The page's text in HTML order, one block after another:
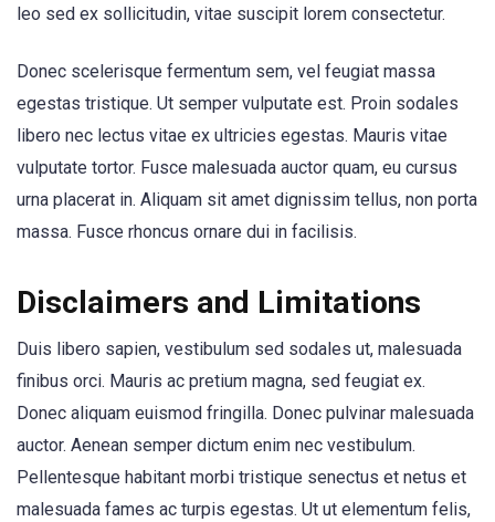
leo sed ex sollicitudin, vitae suscipit lorem consectetur.
Donec scelerisque fermentum sem, vel feugiat massa
egestas tristique. Ut semper vulputate est. Proin sodales
libero nec lectus vitae ex ultricies egestas. Mauris vitae
vulputate tortor. Fusce malesuada auctor quam, eu cursus
urna placerat in. Aliquam sit amet dignissim tellus, non porta
massa. Fusce rhoncus ornare dui in facilisis.
Disclaimers and Limitations
Duis libero sapien, vestibulum sed sodales ut, malesuada
finibus orci. Mauris ac pretium magna, sed feugiat ex.
Donec aliquam euismod fringilla. Donec pulvinar malesuada
auctor. Aenean semper dictum enim nec vestibulum.
Pellentesque habitant morbi tristique senectus et netus et
malesuada fames ac turpis egestas. Ut ut elementum felis,